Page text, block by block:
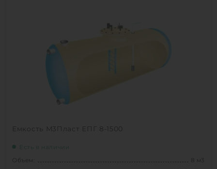
Емкость М3Пласт ЕПГ 8-1500
Есть в наличии
Объем:
8 м3